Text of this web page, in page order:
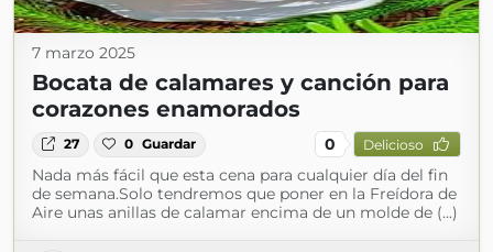
7 marzo 2025
Bocata de calamares y canción para
corazones enamorados
27 0 Guardar 0 Delicioso
Nada más fácil que esta cena para cualquier día del fin
de semana.Solo tendremos que poner en la Freídora de
Aire unas anillas de calamar encima de un molde de (...)